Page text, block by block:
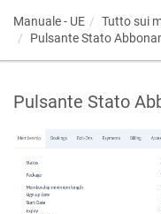
Manuale - UE Tutto sui
Pulsante Stato
Pulsante Stato